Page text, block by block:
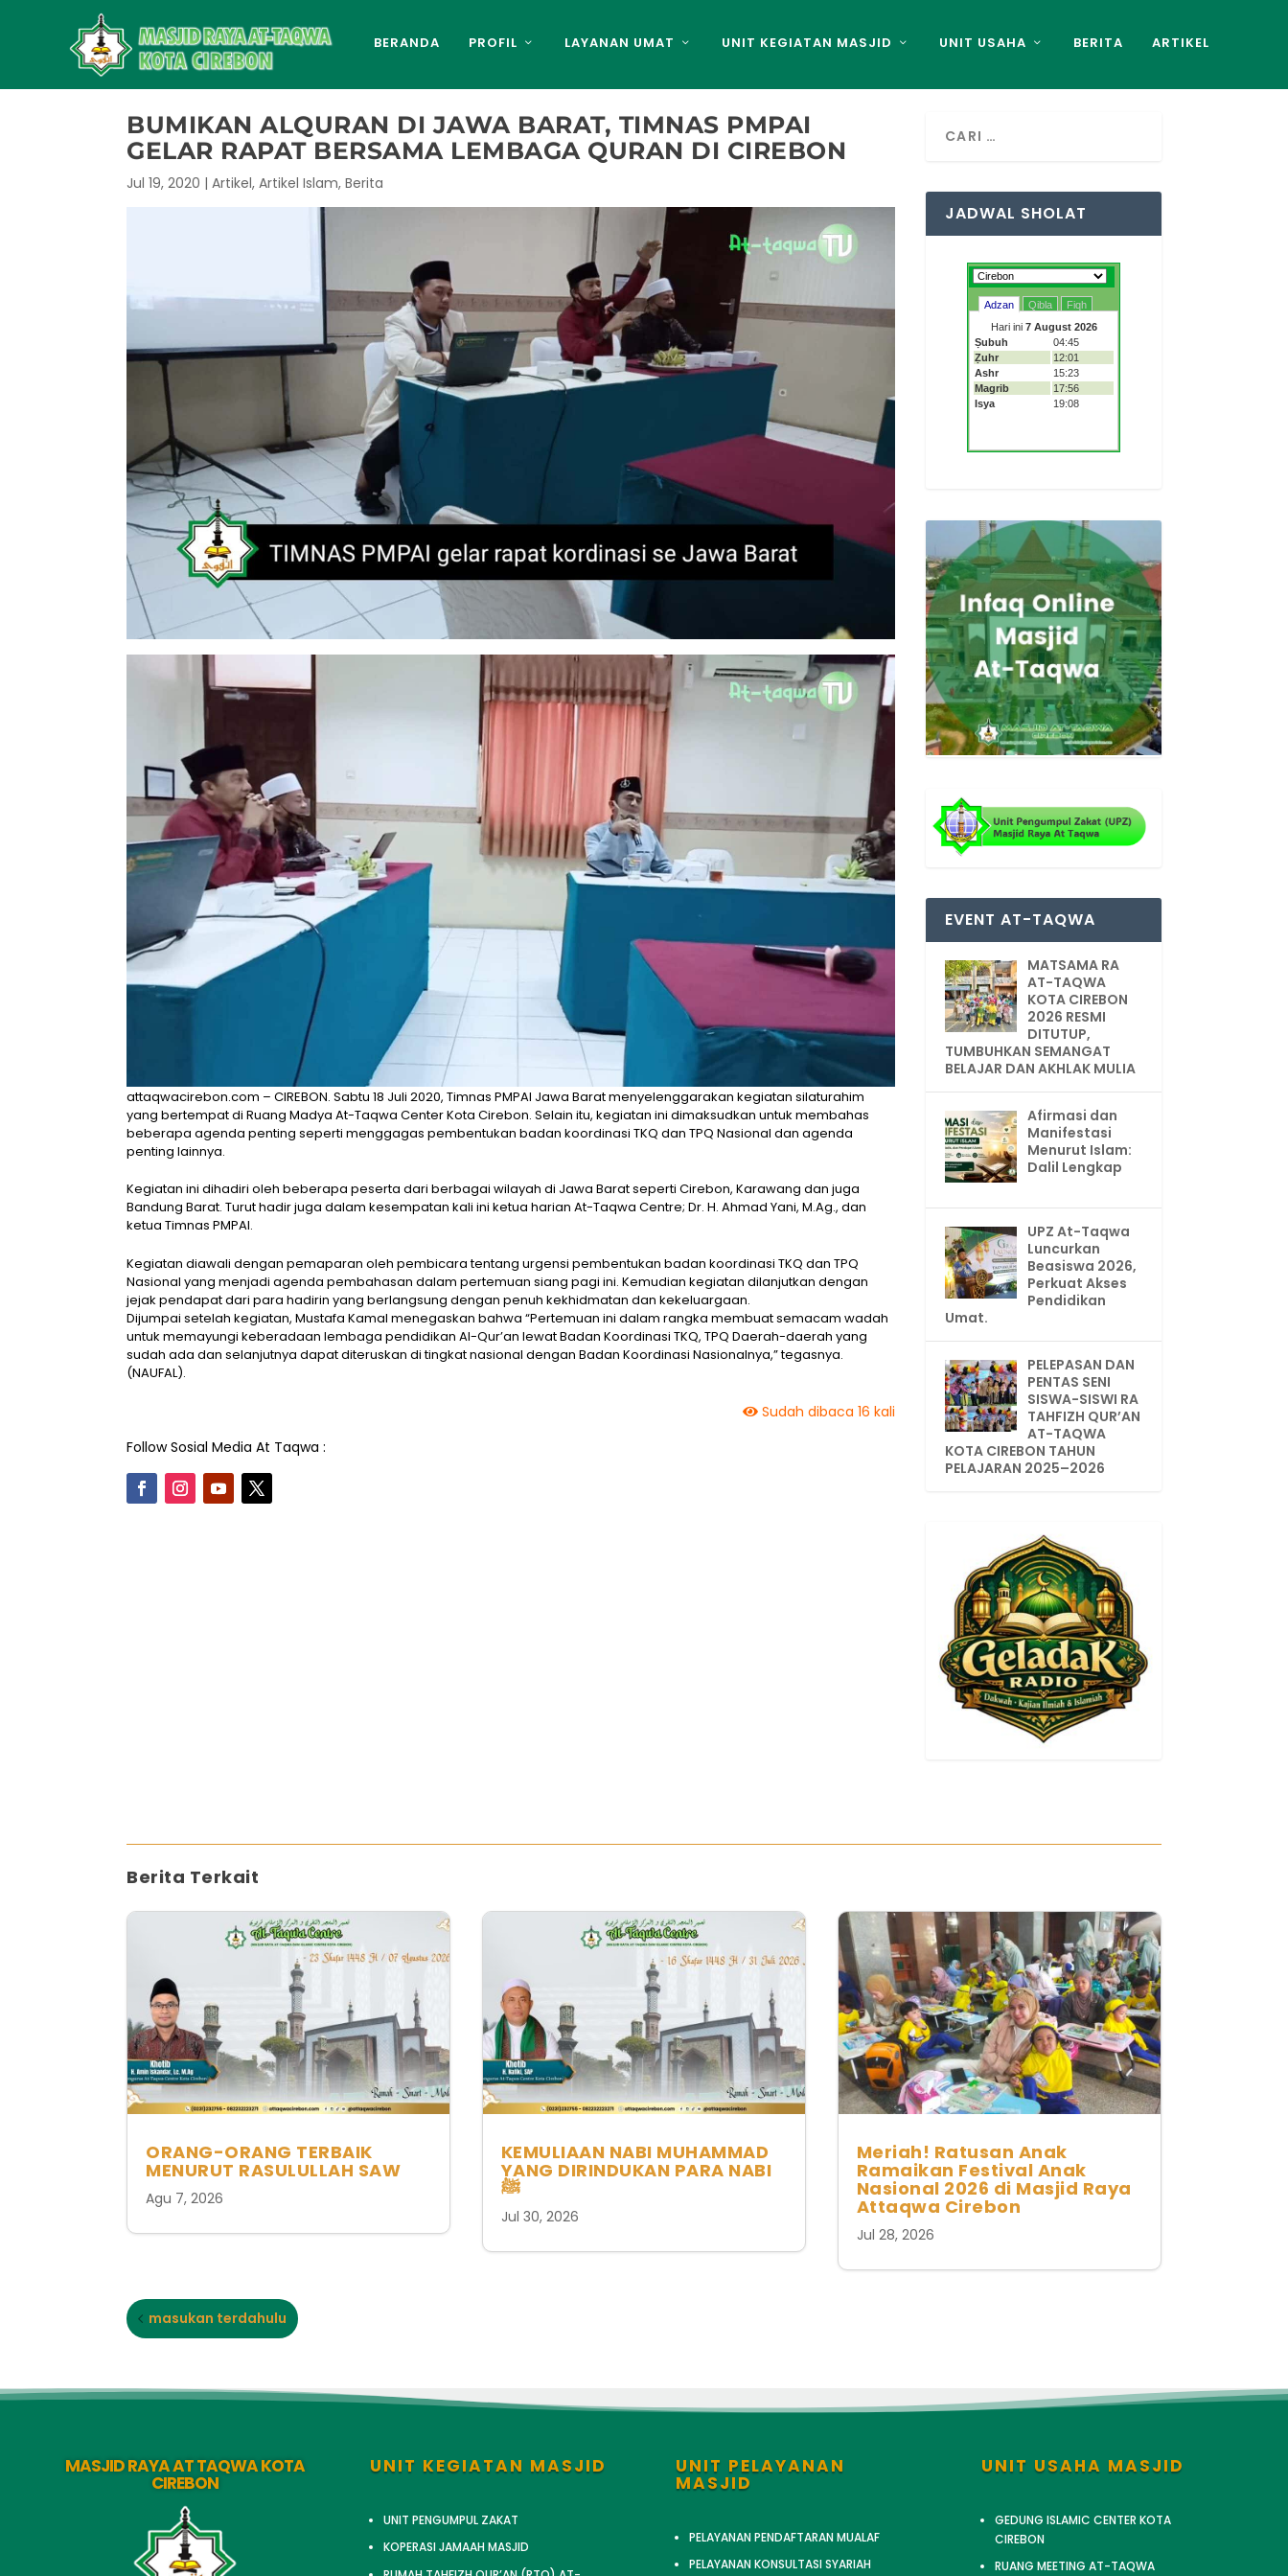
BERANDA PROFIL LAYANAN UMAT UNIT KEGIATAN MASJID UNIT USAHA BERITA ARTIKEL
BUMIKAN ALQURAN DI JAWA BARAT, TIMNAS PMPAI
GELAR RAPAT BERSAMA LEMBAGA QURAN DI CIREBON
Jul 19, 2020 | Artikel, Artikel Islam, Berita
attaqwacirebon.com – CIREBON. Sabtu 18 Juli 2020, Timnas PMPAI Jawa Barat menyelenggarakan kegiatan silaturahim
yang bertempat di Ruang Madya At-Taqwa Center Kota Cirebon. Selain itu, kegiatan ini dimaksudkan untuk membahas
beberapa agenda penting seperti menggagas pembentukan badan koordinasi TKQ dan TPQ Nasional dan agenda
penting lainnya.
Kegiatan ini dihadiri oleh beberapa peserta dari berbagai wilayah di Jawa Barat seperti Cirebon, Karawang dan juga
Bandung Barat. Turut hadir juga dalam kesempatan kali ini ketua harian At-Taqwa Centre; Dr. H. Ahmad Yani, M.Ag., dan
ketua Timnas PMPAI.
Kegiatan diawali dengan pemaparan oleh pembicara tentang urgensi pembentukan badan koordinasi TKQ dan TPQ
Nasional yang menjadi agenda pembahasan dalam pertemuan siang pagi ini. Kemudian kegiatan dilanjutkan dengan
jejak pendapat dari para hadirin yang berlangsung dengan penuh kekhidmatan dan kekeluargaan.
Dijumpai setelah kegiatan, Mustafa Kamal menegaskan bahwa “Pertemuan ini dalam rangka membuat semacam wadah
untuk memayungi keberadaan lembaga pendidikan Al-Qur’an lewat Badan Koordinasi TKQ, TPQ Daerah-daerah yang
sudah ada dan selanjutnya dapat diteruskan di tingkat nasional dengan Badan Koordinasi Nasionalnya,” tegasnya.
(NAUFAL).
Sudah dibaca 16 kali
Follow Sosial Media At Taqwa :
JADWAL SHOLAT
EVENT AT-TAQWA
MATSAMA RA
AT-TAQWA
KOTA CIREBON
2026 RESMI
DITUTUP,
TUMBUHKAN SEMANGAT
BELAJAR DAN AKHLAK MULIA
Afirmasi dan
Manifestasi
Menurut Islam:
Dalil Lengkap
UPZ At-Taqwa
Luncurkan
Beasiswa 2026,
Perkuat Akses
Pendidikan
Umat.
PELEPASAN DAN
PENTAS SENI
SISWA-SISWI RA
TAHFIZH QUR’AN
AT-TAQWA
KOTA CIREBON TAHUN
PELAJARAN 2025–2026
Berita Terkait
ORANG-ORANG TERBAIK
MENURUT RASULULLAH SAW
Agu 7, 2026
KEMULIAAN NABI MUHAMMAD
YANG DIRINDUKAN PARA NABI
ﷺ
Jul 30, 2026
Meriah! Ratusan Anak
Ramaikan Festival Anak
Nasional 2026 di Masjid Raya
Attaqwa Cirebon
Jul 28, 2026
masukan terdahulu
MASJID RAYA AT TAQWA KOTA
CIREBON
UNIT KEGIATAN MASJID
UNIT PENGUMPUL ZAKAT
KOPERASI JAMAAH MASJID
UNIT PELAYANAN
MASJID
PELAYANAN PENDAFTARAN MUALAF
PELAYANAN KONSULTASI SYARIAH
UNIT USAHA MASJID
GEDUNG ISLAMIC CENTER KOTA
CIREBON
RUANG MEETING AT-TAQWA